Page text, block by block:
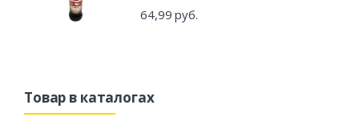
64,99 руб.
Товар в каталогах